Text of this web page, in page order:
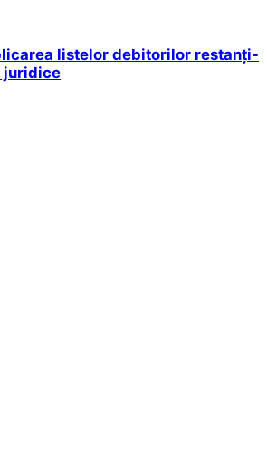
listelor debitorilor restanți-
juridice